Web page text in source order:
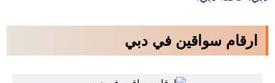
ارقام سواقين في دبي